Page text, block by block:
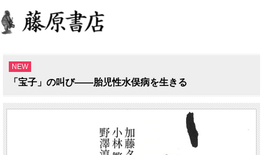
NEW
「宝子」の叫び――胎児性水俣病を生きる